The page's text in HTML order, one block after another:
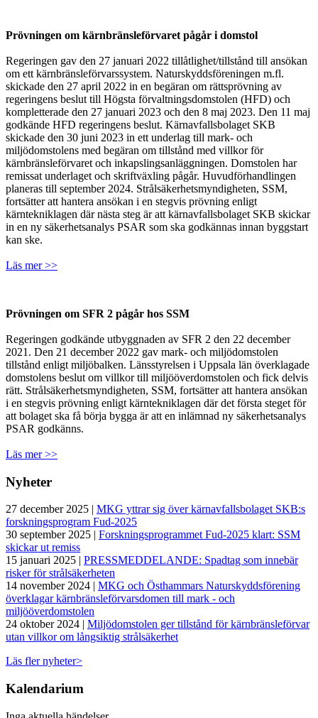
Prövningen om kärnbränsleförvaret pågår i domstol
Regeringen gav den 27 januari 2022 tillåtlighet/tillstånd till ansökan
om ett kärnbränsleförvarssystem. Naturskyddsföreningen m.fl.
skickade den 27 april 2022 in en begäran om rättsprövning av
regeringens beslut till Högsta förvaltningsdomstolen (HFD) och
kompletterade den 27 januari 2023 och den 8 maj 2023. Den 11 maj
godkände HFD regeringens beslut. Kärnavfallsbolaget SKB
skickade den 30 juni 2023 in ett underlag till mark- och
miljödomstolens med begäran om tillstånd med villkor för
kärnbränsleförvaret och inkapslingsanläggningen. Domstolen har
remissat underlaget och skriftväxling pågår. Huvudförhandlingen
planeras till september 2024. Strålsäkerhetsmyndigheten, SSM,
fortsätter att hantera ansökan i en stegvis prövning enligt
kärntekniklagen där nästa steg är att kärnavfallsbolaget SKB skickar
in en ny säkerhetsanalys PSAR som ska godkännas innan byggstart
kan ske.
Läs mer >>
Prövningen om SFR 2 pågår hos SSM
Regeringen godkände utbyggnaden av SFR 2 den 22 december
2021. Den 21 december 2022 gav mark- och miljödomstolen
tillstånd enligt miljöbalken. Länsstyrelsen i Uppsala län överklagade
domstolens beslut om villkor till miljööverdomstolen och fick delvis
rätt. Strålsäkerhetsmyndigheten, SSM, fortsätter att hantera ansökan
i en stegvis prövning enligt kärntekniklagen där det första steget för
att bolaget ska få börja bygga är att en inlämnad ny säkerhetsanalys
PSAR godkänns.
Läs mer >>
Nyheter
27 december 2025 | MKG yttrar sig över kärnavfallsbolaget SKB:s
forskningsprogram Fud-2025
30 september 2025 | Forskningsprogrammet Fud-2025 klart: SSM
skickar ut remiss
15 januari 2025 | PRESSMEDDELANDE: Spadtag som innebär
risker för strålsäkerheten
14 november 2024 | MKG och Östhammars Naturskyddsförening
överklagar kärnbränsleförvarsdomen till mark - och
miljööverdomstolen
24 oktober 2024 | Miljödomstolen ger tillstånd för kärnbränsleförvar
utan villkor om långsiktig strålsäkerhet
Läs fler nyheter>
Kalendarium